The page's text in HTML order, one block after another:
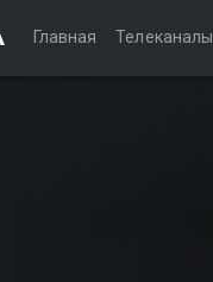
Главная Телеканалы